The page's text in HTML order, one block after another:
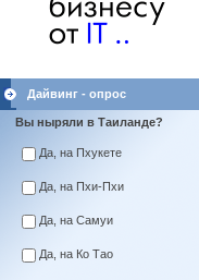
Дайвинг - опрос
Вы ныряли в Таиланде?
Да, на Пхукете
Да, на Пхи-Пхи
Да, на Самуи
Да, на Ко Тао